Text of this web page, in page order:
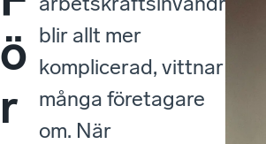
ö
r
blir allt mer
komplicerad, vittnar
många företagare
om. När